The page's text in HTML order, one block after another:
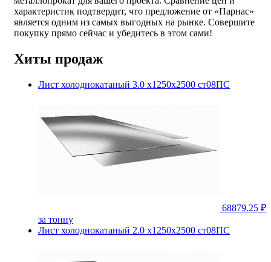
характеристик подтвердит, что предложение от «Парнас»
является одним из самых выгодных на рынке. Совершите
покупку прямо сейчас и убедитесь в этом сами!
Хиты продаж
Лист холоднокатаный 3.0 х1250х2500 ст08ПС
68879.25 ₽
за тонну
Лист холоднокатаный 2.0 х1250х2500 ст08ПС